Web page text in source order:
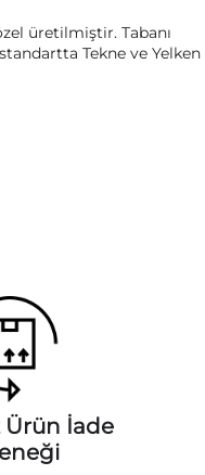
üretilmiştir. Tabanı
Tekne ve Yelken
Ürün İade